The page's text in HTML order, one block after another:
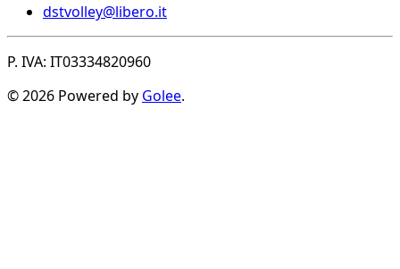
dstvolley@libero.it
P. IVA: IT03334820960
© 2026 Powered by Golee.